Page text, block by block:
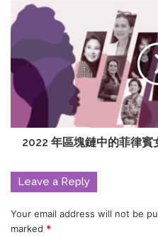
2022 年區塊鏈中的菲律
Leave a Reply
Your email address will not be
marked *